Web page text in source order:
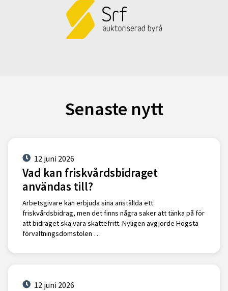
Senaste nytt
12 juni 2026
Vad kan friskvårdsbidraget
användas till?
Arbetsgivare kan erbjuda sina anställda ett
friskvårdsbidrag, men det finns några saker att tänka på för
att bidraget ska vara skattefritt. Nyligen avgjorde Högsta
förvaltningsdomstolen …
12 juni 2026